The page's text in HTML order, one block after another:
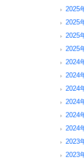
2025
2025
2025
2025
2024
2024
2024
2024
2024
2024
2023
2023